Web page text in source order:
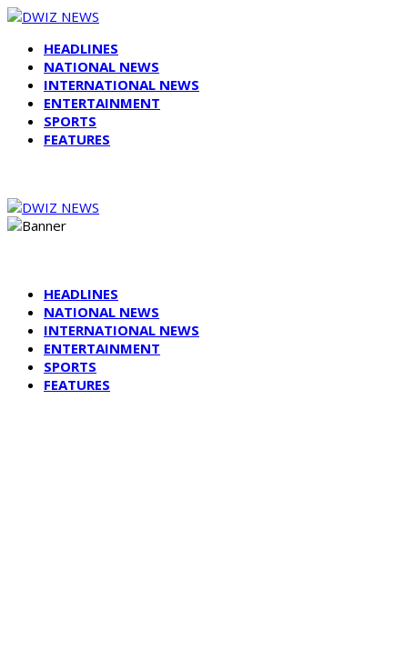
HEADLINES
NATIONAL NEWS
INTERNATIONAL NEWS
ENTERTAINMENT
SPORTS
FEATURES
HEADLINES
NATIONAL NEWS
INTERNATIONAL NEWS
ENTERTAINMENT
SPORTS
FEATURES